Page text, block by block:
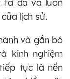
ta đã và luôn
lịch sử.
và gắn bó
kinh nghiệm
tục là nền